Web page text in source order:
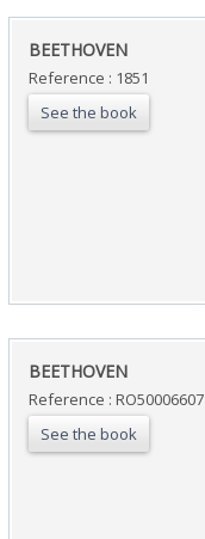
‎BEETHOVEN‎
Reference : 1851
See the book
‎BEETHOVEN‎
Reference : RO50006607
See the book